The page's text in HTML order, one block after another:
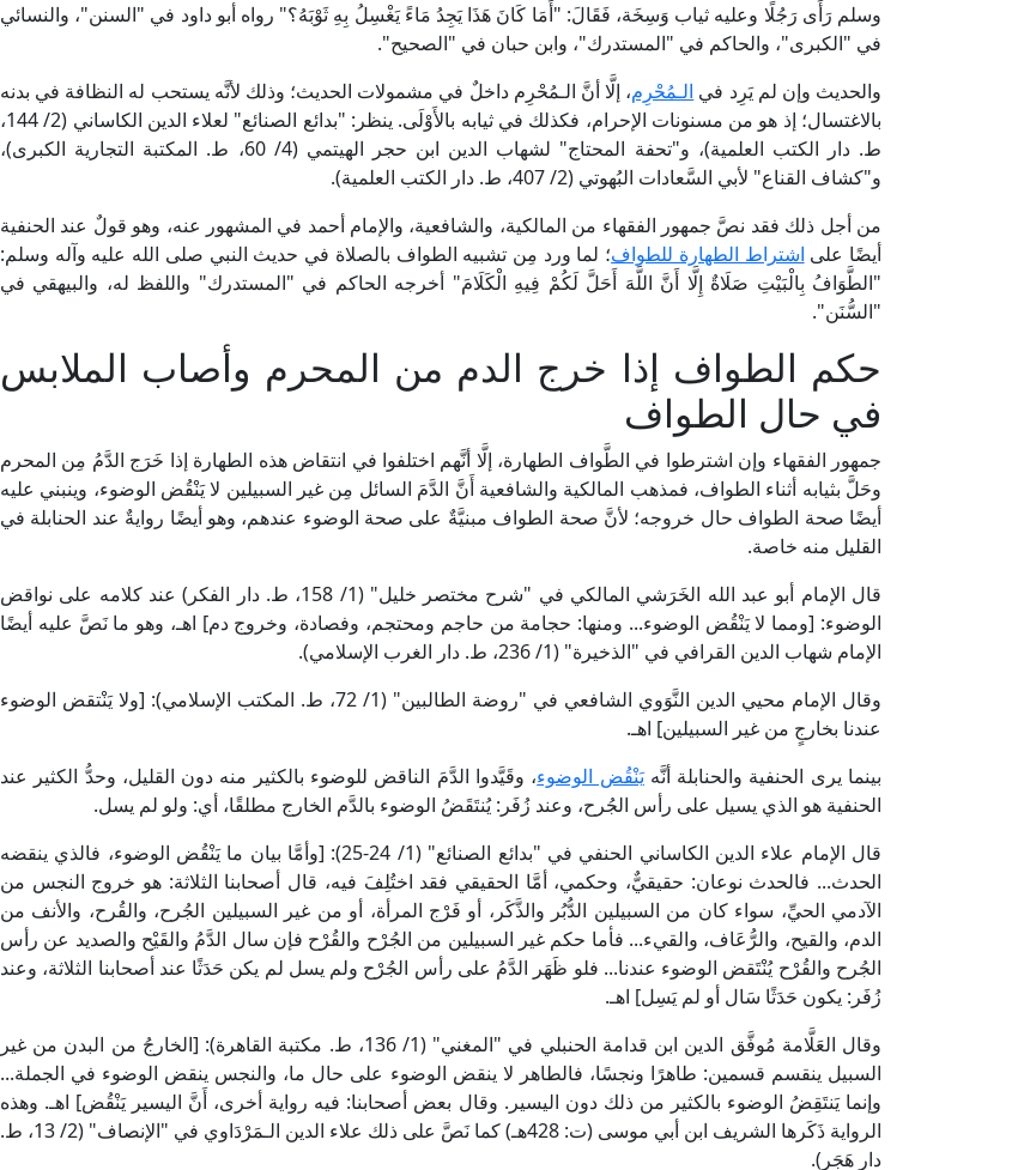
وسلم رَأَى رَجُلًا وعليه ثياب وَسِخَة، فَقَالَ: "أَمَا كَانَ هَذَا يَجِدُ مَاءً يَغْسِلُ بِهِ ثَوْبَهُ؟" رواه أبو داود في "السنن"، والنسائي
في "الكبرى"، والحاكم في "المستدرك"، وابن حبان في "الصحيح".
والحديث وإن لم يَرِد في الـمُحْرِم، إلَّا أنَّ الـمُحْرِم داخلٌ في مشمولات الحديث؛ وذلك لأنَّه يستحب له النظافة في بدنه
بالاغتسال؛ إذ هو من مسنونات الإحرام، فكذلك في ثيابه بالأَوْلَى. ينظر: "بدائع الصنائع" لعلاء الدين الكاساني (2/ 144،
ط. دار الكتب العلمية)، و"تحفة المحتاج" لشهاب الدين ابن حجر الهيتمي (4/ 60، ط. المكتبة التجارية الكبرى)،
و"كشاف القناع" لأبي السَّعادات البُهوتي (2/ 407، ط. دار الكتب العلمية).
من أجل ذلك فقد نصَّ جمهور الفقهاء من المالكية، والشافعية، والإمام أحمد في المشهور عنه، وهو قولٌ عند الحنفية
أيضًا على اشتراط الطهارة للطواف؛ لما ورد مِن تشبيه الطواف بالصلاة في حديث النبي صلى الله عليه وآله وسلم:
"الطَّوَافُ بِالْبَيْتِ صَلَاةٌ إِلَّا أَنَّ اللَّهَ أَحَلَّ لَكُمْ فِيهِ الْكَلَامَ" أخرجه الحاكم في "المستدرك" واللفظ له، والبيهقي في
"السُّنَن".
حكم الطواف إذا خرج الدم من المحرم وأصاب الملابس
في حال الطواف
جمهور الفقهاء وإن اشترطوا في الطَّواف الطهارة، إلَّا أنَّهم اختلفوا في انتقاض هذه الطهارة إذا خَرَج الدَّمُ مِن المحرم
وحَلَّ بثيابه أثناء الطواف، فمذهب المالكية والشافعية أَنَّ الدَّمَ السائل مِن غير السبيلين لا يَنْقُض الوضوء، وينبني عليه
أيضًا صحة الطواف حال خروجه؛ لأنَّ صحة الطواف مبنيَّةٌ على صحة الوضوء عندهم، وهو أيضًا روايةٌ عند الحنابلة في
القليل منه خاصة.
قال الإمام أبو عبد الله الخَرَشي المالكي في "شرح مختصر خليل" (1/ 158، ط. دار الفكر) عند كلامه على نواقض
الوضوء: [ومما لا يَنْقُض الوضوء... ومنها: حجامة من حاجم ومحتجم، وفصادة، وخروج دم] اهـ، وهو ما نَصَّ عليه أيضًا
الإمام شهاب الدين القرافي في "الذخيرة" (1/ 236، ط. دار الغرب الإسلامي).
وقال الإمام محيي الدين النَّوَوي الشافعي في "روضة الطالبين" (1/ 72، ط. المكتب الإسلامي): [ولا يَنْتقض الوضوء
عندنا بخارجٍ من غير السبيلين] اهـ.
بينما يرى الحنفية والحنابلة أنَّهيَنْقُض الوضوء، وقَيَّدوا الدَّمَ الناقض للوضوء بالكثير منه دون القليل، وحدُّ الكثير عند
الحنفية هو الذي يسيل على رأس الجُرح، وعند زُفَر: يُنتَقَضُ الوضوء بالدَّم الخارج مطلقًا، أي: ولو لم يسل.
قال الإمام علاء الدين الكاساني الحنفي في "بدائع الصنائع" (1/ 24-25): [وأمَّا بيان ما يَنْقُض الوضوء، فالذي ينقضه
الحدث... فالحدث نوعان: حقيقيٌّ، وحكمي، أمَّا الحقيقي فقد اختُلِفَ فيه، قال أصحابنا الثلاثة: هو خروج النجس من
الآدمي الحيِّ، سواء كان من السبيلين الدُّبُر والذَّكَر، أو فَرْج المرأة، أو من غير السبيلين الجُرح، والقُرح، والأنف من
الدم، والقيح، والرُّعَاف، والقيء... فأما حكم غير السبيلين من الجُرْح والقُرْح فإن سال الدَّمُ والقَيْح والصديد عن رأس
الجُرح والقُرْح يُنْتَقض الوضوء عندنا... فلو ظَهَر الدَّمُ على رأس الجُرْح ولم يسل لم يكن حَدَثًا عند أصحابنا الثلاثة، وعند
زُفَر: يكون حَدَثًا سَال أو لم يَسِل] اهـ.
وقال العَلَّامة مُوفَّق الدين ابن قدامة الحنبلي في "المغني" (1/ 136، ط. مكتبة القاهرة): [الخارجُ من البدن من غير
السبيل ينقسم قسمين: طاهرًا ونجسًا، فالطاهر لا ينقض الوضوء على حال ما، والنجس ينقض الوضوء في الجملة...
وإنما يَنتَقِضُ الوضوء بالكثير من ذلك دون اليسير. وقال بعض أصحابنا: فيه رواية أخرى، أَنَّ اليسير يَنْقُض] اهـ. وهذه
الرواية ذَكَرها الشريف ابن أبي موسى (ت: 428هـ) كما نَصَّ على ذلك علاء الدين الـمَرْدَاوي في "الإنصاف" (2/ 13، ط.
دار هَجَر).